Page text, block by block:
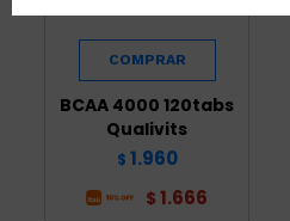
BCAA 4000 120tabs
Qualivits
$ 1.960
$ 1.666